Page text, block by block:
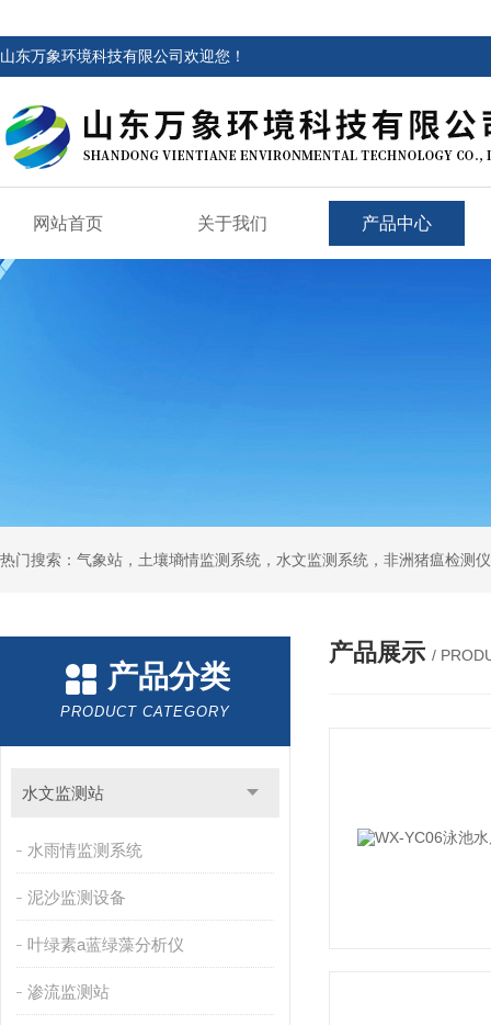
山东万象环境科技有限公司欢迎您！
网站首页 关于我们 产品中心
热门搜索：气象站，土壤墒情监测系统，水文监测系统，非洲猪瘟检测
产品分类
PRODUCT CATEGORY
水文监测站
水雨情监测系统
泥沙监测设备
叶绿素a蓝绿藻分析仪
渗流监测站
产品展示 /